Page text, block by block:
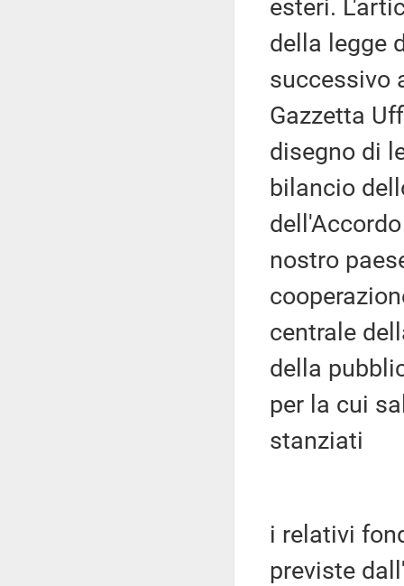
esteri.
della legge
successivo
Gazzetta
disegno di
bilancio
nostro
centrale
della
per la cui
stanziati
i relativi
previste